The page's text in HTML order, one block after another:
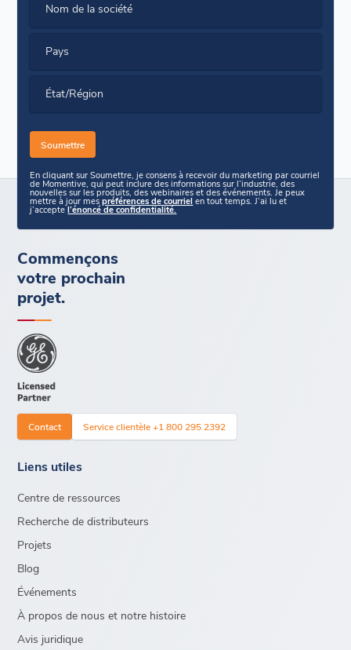
Nom de la société
Pays
État/Région
En cliquant sur Soumettre, je consens à recevoir du marketing par courriel
de Momentive, qui peut inclure des informations sur l’industrie, des
nouvelles sur les produits, des webinaires et des événements. Je peux
mettre à jour mespréférences de courriel en tout temps. J’ai lu et
j’acceptel’énoncé de confidentialité.
Commençons
votre prochain
projet.
Contact Service clientèle +1 800 295 2392
Liens utiles
Centre de ressources
Recherche de distributeurs
Projets
Blog
Événements
À propos de nous et notre histoire
Avis juridique